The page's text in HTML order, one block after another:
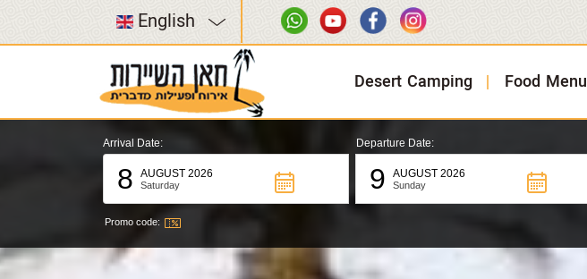
English
Desert Camping Food Menu
Arrival Date:
8 AUGUST 2026
Saturday
Departure Date:
9 AUGUST 2026
Sunday
Promo code: